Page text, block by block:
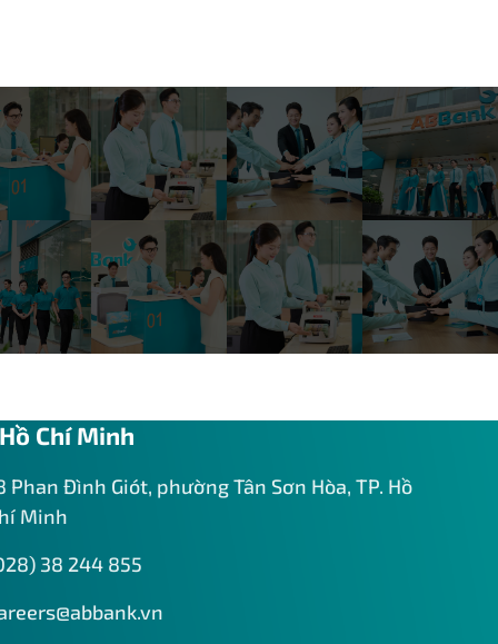
Chí Minh
Phan Đình Giót, phường Tân Sơn Hòa, TP. Hồ
Minh
38 244 855